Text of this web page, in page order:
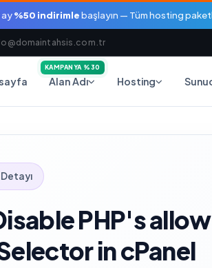
ay%50 indirimlebaşlayın — Tüm hosting
Alan Adı
KAMPANYA %30
Hosting
PHP's
in cPanel